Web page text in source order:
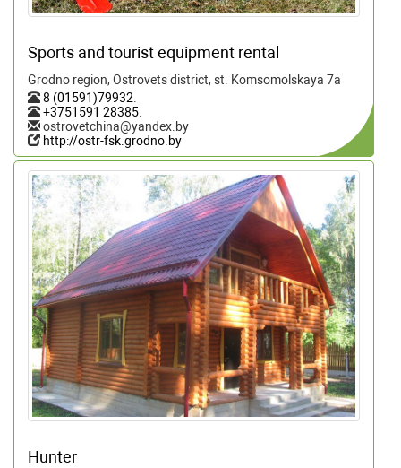
Sports and tourist equipment rental
Grodno region, Ostrovets district, st. Komsomolskaya 7a
8 (01591)79932
+3751591 28385
ostrovetchina@yandex.by
http://ostr-fsk.grodno.by
Hunter